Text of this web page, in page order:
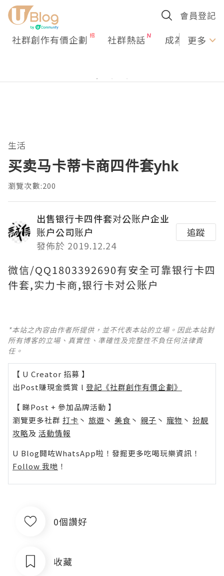
會員登記
社群創作有價企劃 社群熱話 成為U更多
生活
买卖马卡蒂卡商四件套yhk
瀏覽次數:200
出售银行卡四件套对公账户企业
账户公司账户
發佈於 2019.12.24
追蹤
微信/QQ1803392690有安全可靠银行卡四
件套,实力卡商,银行卡对公账户
*本站之內容由作者所提供，並不代表本站的立場。因此本站對
所有博客的立場、真實性、準確性及完整性不負任何法律責
任。
【 U Creator 招募 】
出Post賺現金獎賞 l 登記《社群創作有價企劃》
【 睇Post + 參加品牌活動 】
瀏覽更多社群 打卡 丶 旅遊 丶 美食 丶 親子 丶 寵物 丶 扮靚
攻略及 活動情報
U Blog開咗WhatsApp啦！發掘更多吃喝玩樂資訊！
Follow 我哋 ！
0個讚好
收藏